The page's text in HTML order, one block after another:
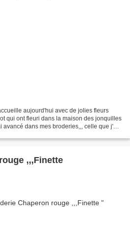
aujourd'hui avec de jolies fleurs
qui ont fleuri dans la maison des jonquilles
avancé dans mes broderies,,, celle que j'ai
,,,Finette